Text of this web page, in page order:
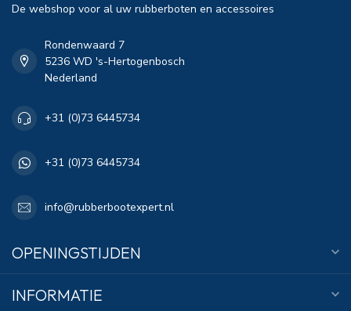
De webshop voor al uw rubberboten en accessoires
Rondenwaard 7
5236 WD 's-Hertogenbosch
Nederland
+31 (0)73 6445734
+31 (0)73 6445734
info@rubberbootexpert.nl
OPENINGSTIJDEN
INFORMATIE